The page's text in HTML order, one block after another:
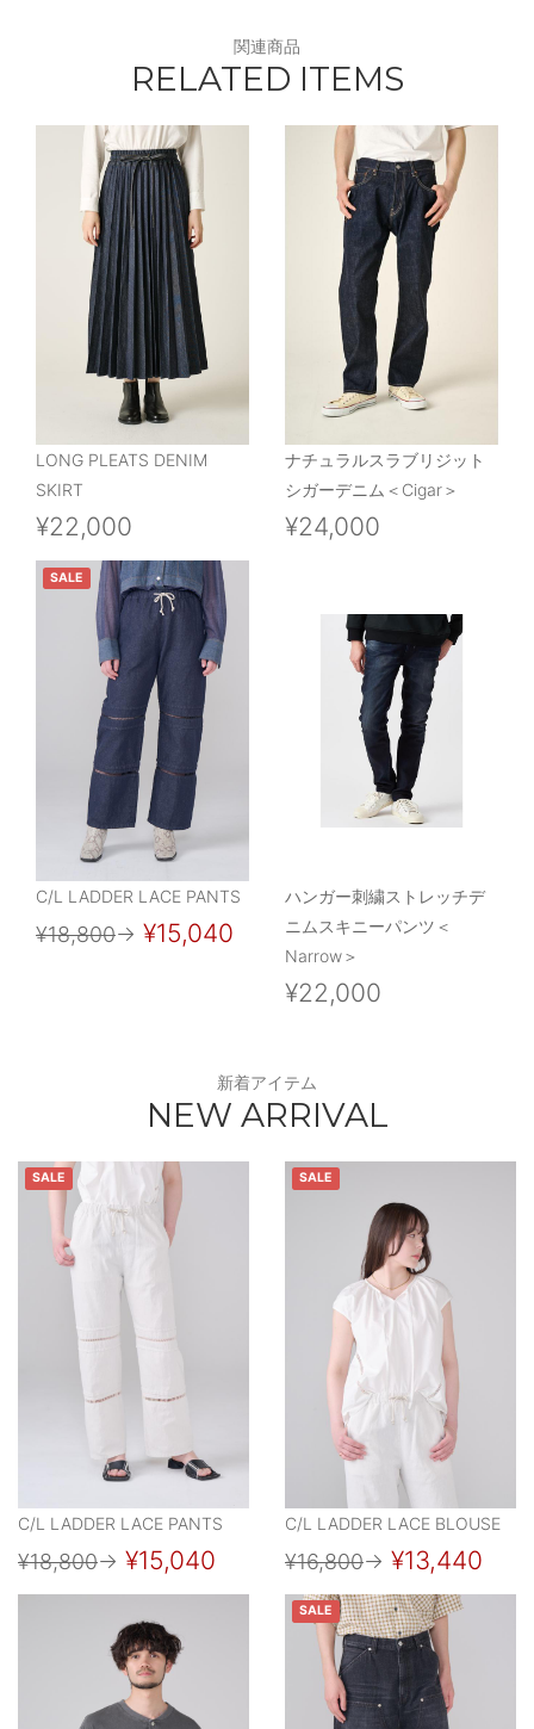
関連商品
RELATED ITEMS
LONG PLEATS DENIM
SKIRT
¥22,000
ナチュラルスラブリジット
シガーデニム＜Cigar＞
¥24,000
SALE
C/L LADDER LACE PANTS
¥18,800→ ¥15,040
ハンガー刺繍ストレッチデ
ニムスキニーパンツ＜
Narrow＞
¥22,000
新着アイテム
NEW ARRIVAL
SALE
C/L LADDER LACE PANTS
¥18,800→ ¥15,040
SALE
C/L LADDER LACE BLOUSE
¥16,800→ ¥13,440
SALE